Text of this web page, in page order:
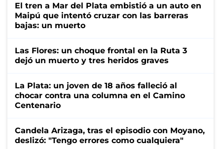
El tren a Mar del Plata embistió a un auto en
Maipú que intentó cruzar con las barreras
bajas: un muerto
Las Flores: un choque frontal en la Ruta 3
dejó un muerto y tres heridos graves
La Plata: un joven de 18 años falleció al
chocar contra una columna en el Camino
Centenario
Candela Arizaga, tras el episodio con Moyano,
deslizó: "Tengo errores como cualquiera"